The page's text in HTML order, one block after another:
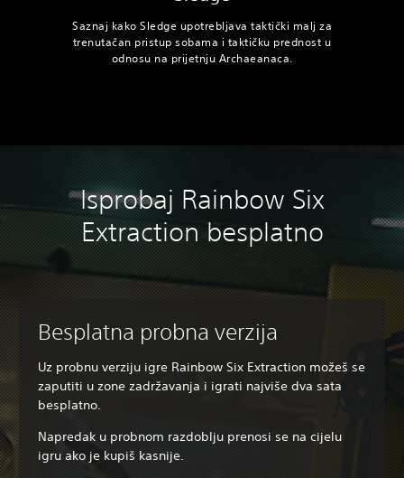
Saznaj kako Sledge upotrebljava taktički malj za
trenutačan pristup sobama i taktičku prednost u
odnosu na prijetnju Archaeanaca.
Isprobaj Rainbow Six
Extraction besplatno
Besplatna probna verzija
Uz probnu verziju igre Rainbow Six Extraction možeš se
zaputiti u zone zadržavanja i igrati najviše dva sata
besplatno.
Napredak u probnom razdoblju prenosi se na cijelu
igru ako je kupiš kasnije.